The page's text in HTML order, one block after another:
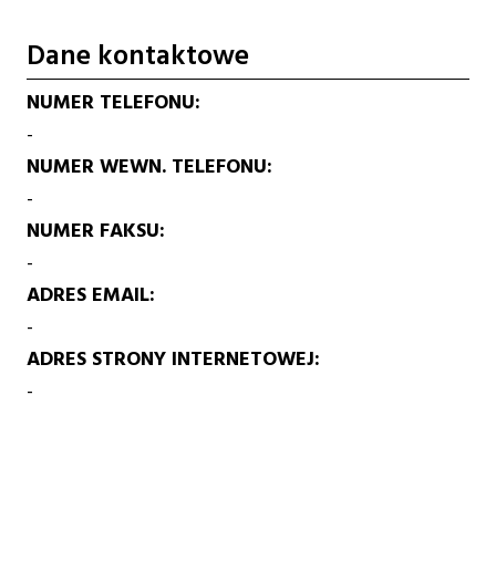
Dane kontaktowe
NUMER TELEFONU
-
NUMER WEWN. TELEFONU
-
NUMER FAKSU
-
ADRES EMAIL
-
ADRES STRONY INTERNETOWEJ
-